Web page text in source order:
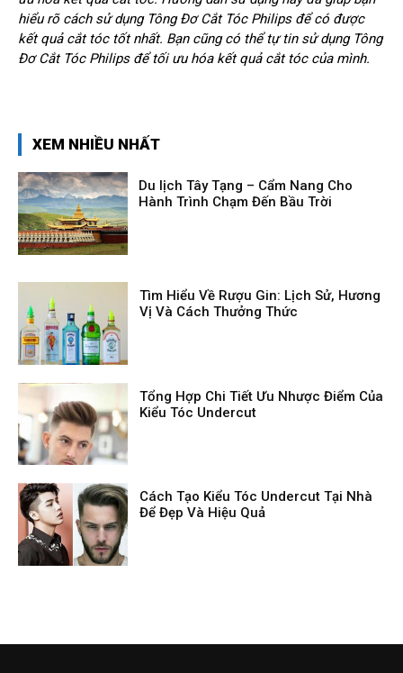
hiểu rõ cách sử dụng Tông Đơ Cắt Tóc Philips để có được
kết quả cắt tóc tốt nhất. Bạn cũng có thể tự tin sử dụng Tông
Đơ Cắt Tóc Philips để tối ưu hóa kết quả cắt tóc của mình.
XEM NHIỀU NHẤT
Du lịch Tây Tạng – Cẩm Nang Cho
Hành Trình Chạm Đến Bầu Trời
Tìm Hiểu Về Rượu Gin: Lịch Sử, Hương
Vị Và Cách Thưởng Thức
Tổng Hợp Chi Tiết Ưu Nhược Điểm Của
Kiểu Tóc Undercut
Cách Tạo Kiểu Tóc Undercut Tại Nhà
Để Đẹp Và Hiệu Quả